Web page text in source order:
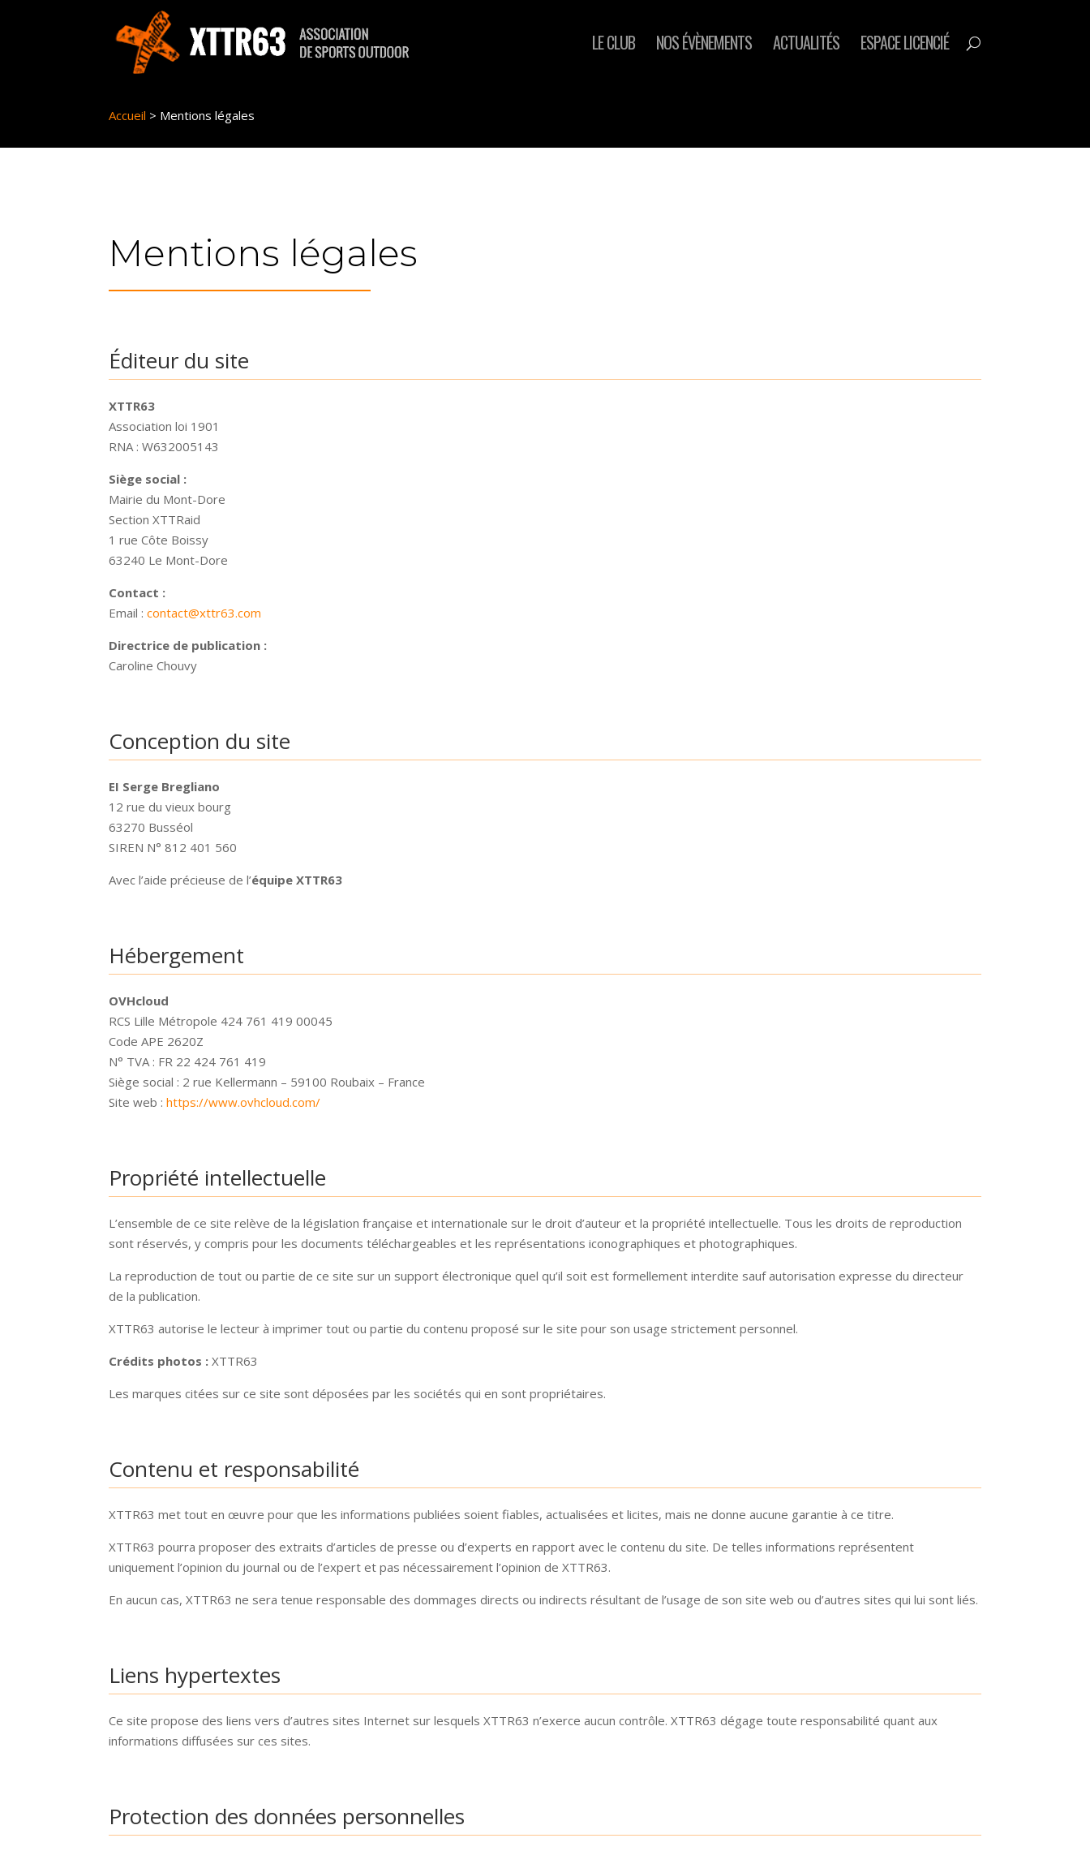
LE CLUB NOS ÉVÈNEMENTS ACTUALITÉS ESPACE LICENCIÉ
Accueil > Mentions légales
Mentions légales
Éditeur du site
XTTR63
Association loi 1901
RNA : W632005143
Siège social :
Mairie du Mont-Dore
Section XTTRaid
1 rue Côte Boissy
63240 Le Mont-Dore
Contact :
Email :contact@xttr63.com
Directrice de publication :
Caroline Chouvy
Conception du site
EI Serge Bregliano
12 rue du vieux bourg
63270 Busséol
SIREN N° 812 401 560
Avec l’aide précieuse de l’équipe XTTR63
Hébergement
OVHcloud
RCS Lille Métropole 424 761 419 00045
Code APE 2620Z
N° TVA : FR 22 424 761 419
Siège social : 2 rue Kellermann – 59100 Roubaix – France
Site web :https://www.ovhcloud.com/
Propriété intellectuelle
L’ensemble de ce site relève de la législation française et internationale sur le droit d’auteur et la propriété intellectuelle. Tous les droits de reproduction
sont réservés, y compris pour les documents téléchargeables et les représentations iconographiques et photographiques.
La reproduction de tout ou partie de ce site sur un support électronique quel qu’il soit est formellement interdite sauf autorisation expresse du directeur
de la publication.
XTTR63 autorise le lecteur à imprimer tout ou partie du contenu proposé sur le site pour son usage strictement personnel.
Crédits photos : XTTR63
Les marques citées sur ce site sont déposées par les sociétés qui en sont propriétaires.
Contenu et responsabilité
XTTR63 met tout en œuvre pour que les informations publiées soient fiables, actualisées et licites, mais ne donne aucune garantie à ce titre.
XTTR63 pourra proposer des extraits d’articles de presse ou d’experts en rapport avec le contenu du site. De telles informations représentent
uniquement l’opinion du journal ou de l’expert et pas nécessairement l’opinion de XTTR63.
En aucun cas, XTTR63 ne sera tenue responsable des dommages directs ou indirects résultant de l’usage de son site web ou d’autres sites qui lui sont liés.
Liens hypertextes
Ce site propose des liens vers d’autres sites Internet sur lesquels XTTR63 n’exerce aucun contrôle. XTTR63 dégage toute responsabilité quant aux
informations diffusées sur ces sites.
Protection des données personnelles
Panneau de gestion des cookies